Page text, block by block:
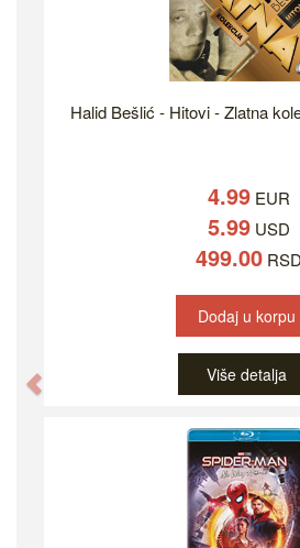
Halid Bešlić - Hitovi - Zlatna
4.99 EUR
5.99 USD
499.00 RSD
Dodaj u korpu
Više detalja